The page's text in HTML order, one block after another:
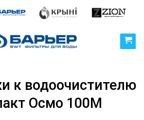
к водоочистителю
Осмо 100М